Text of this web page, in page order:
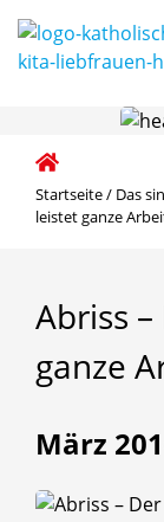
Konzeption
Startseite/ Das
leistet ganze
Abriss –
ganze
März